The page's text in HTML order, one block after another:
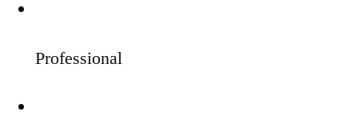
Professional